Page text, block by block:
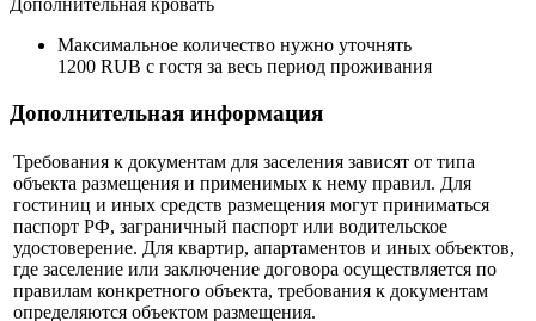
Дополнительная кровать
Максимальное количество нужно уточнять
1200 RUB с гостя за весь период проживания
Дополнительная информация
Требования к документам для заселения зависят от типа
объекта размещения и применимых к нему правил. Для
гостиниц и иных средств размещения могут приниматься
паспорт РФ, заграничный паспорт или водительское
удостоверение. Для квартир, апартаментов и иных объектов,
где заселение или заключение договора осуществляется по
правилам конкретного объекта, требования к документам
определяются объектом размещения.